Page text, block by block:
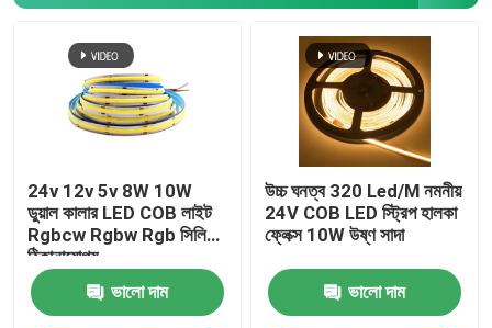
24v 12v 5v 8W 10W
ডুয়াল কালার LED COB লাইট
Rgbcw Rgbw Rgb সিলিকন
ঠিকানাযোগ্য
ভালো দাম
উচ্চ ঘনত্ব 320 Led/M নমনীয়
24V COB LED স্ট্রিপ হালকা
ফ্লেক্স 10W উষ্ণ সাদা
ভালো দাম